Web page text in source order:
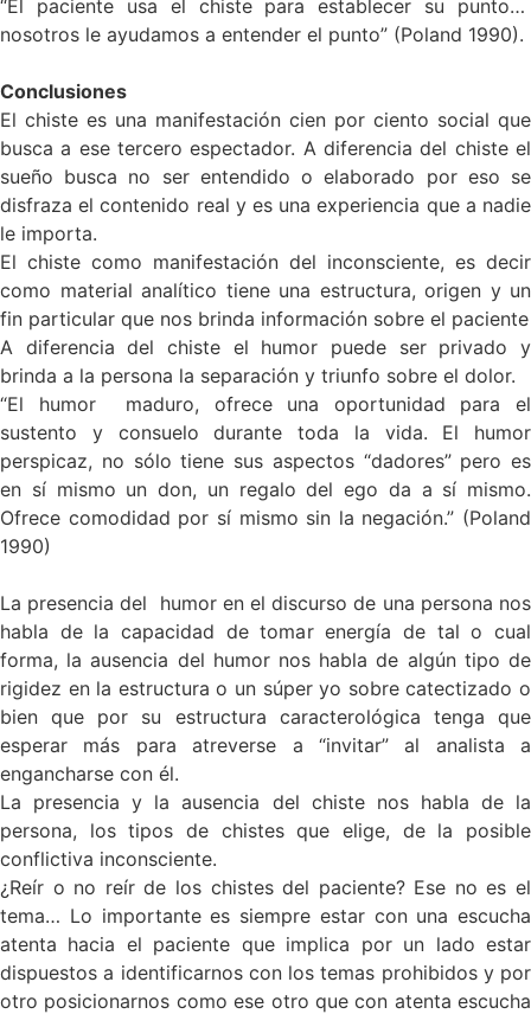
“El paciente usa el chiste para establecer su punto…
nosotros le ayudamos a entender el punto” (Poland 1990).
Conclusiones
El chiste es una manifestación cien por ciento social que
busca a ese tercero espectador. A diferencia del chiste el
sueño busca no ser entendido o elaborado por eso se
disfraza el contenido real y es una experiencia que a nadie
le importa.
El chiste como manifestación del inconsciente, es decir
como material analítico tiene una estructura, origen y un
fin particular que nos brinda información sobre el paciente
A diferencia del chiste el humor puede ser privado y
brinda a la persona la separación y triunfo sobre el dolor.
“El humor maduro, ofrece una oportunidad para el
sustento y consuelo durante toda la vida. El humor
perspicaz, no sólo tiene sus aspectos “dadores” pero es
en sí mismo un don, un regalo del ego da a sí mismo.
Ofrece comodidad por sí mismo sin la negación.” (Poland
1990)
La presencia del humor en el discurso de una persona nos
habla de la capacidad de tomar energía de tal o cual
forma, la ausencia del humor nos habla de algún tipo de
rigidez en la estructura o un súper yo sobre catectizado o
bien que por su estructura caracterológica tenga que
esperar más para atreverse a “invitar” al analista a
engancharse con él.
La presencia y la ausencia del chiste nos habla de la
persona, los tipos de chistes que elige, de la posible
conflictiva inconsciente.
¿Reír o no reír de los chistes del paciente? Ese no es el
tema… Lo importante es siempre estar con una escucha
atenta hacia el paciente que implica por un lado estar
dispuestos a identificarnos con los temas prohibidos y por
otro posicionarnos como ese otro que con atenta escucha